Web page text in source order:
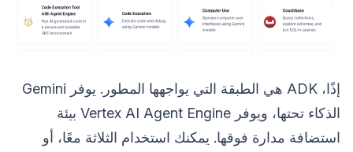
إذًا، ADK هي الطبقة التي يواجهها المطور. يوفر Gemini
الذكاء تحتها، ويوفر Vertex AI Agent Engine بيئة
استضافة مدارة فوقها. يمكنك استخدام الثلاثة معًا، أو